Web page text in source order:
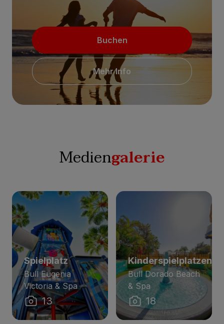
Buchen
Mehr Info
Mediengalerie
Spielplatz
Bull Eugenia
Victoria & Spa
13
Kinderspielplatzen
Bull Dorado Beach
& Spa
18